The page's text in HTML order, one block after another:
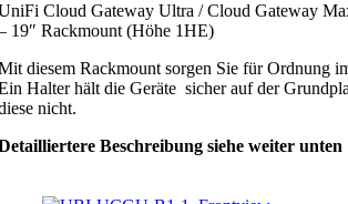
Cloud Gateway Ultra / Cloud Gateway
19″ Rackmount (Höhe 1HE)
diesem Rackmount sorgen Sie für Ordnung
Halter hält die Geräte sicher auf der
nicht.
Beschreibung siehe weiter unten